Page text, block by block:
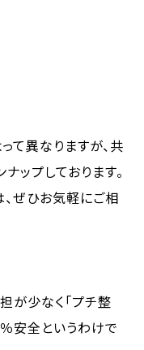
て異なりますが、共
ップしております。
ぜひお気軽にご相
が少なく「プチ整
安全というわけで